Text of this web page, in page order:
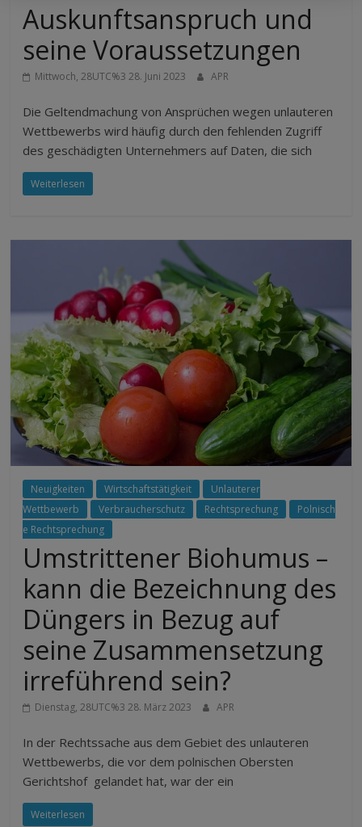
Auskunftsanspruch und
seine Voraussetzungen
Mittwoch, 28UTC%3 28. Juni 2023 APR
Die Geltendmachung von Ansprüchen wegen unlauteren
Wettbewerbs wird häufig durch den fehlenden Zugriff
des geschädigten Unternehmers auf Daten, die sich
Weiterlesen
Neuigkeiten Wirtschaftstätigkeit
Unlauterer
Wettbewerb
Verbraucherschutz Rechtsprechung
Polnisch
e Rechtsprechung
Umstrittener Biohumus –
kann die Bezeichnung des
Düngers in Bezug auf
seine Zusammensetzung
irreführend sein?
Dienstag, 28UTC%3 28. März 2023 APR
In der Rechtssache aus dem Gebiet des unlauteren
Wettbewerbs, die vor dem polnischen Obersten
Gerichtshof gelandet hat, war der ein
Weiterlesen